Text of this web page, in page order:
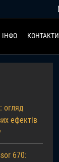
ІНФО КОНТАКТИ
огляд
ефектів
670: